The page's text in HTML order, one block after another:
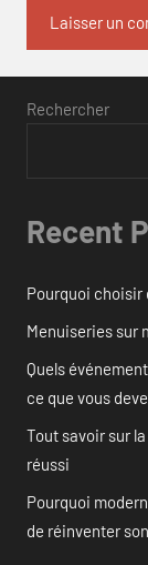
Rechercher
Recent
Pourquoi choisir
Menuiseries sur
Quels
ce que vous
Tout savoir sur
réussi
Pourquoi
de réinventer